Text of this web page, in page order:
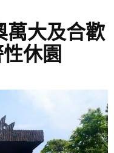
萬大及合歡
休園